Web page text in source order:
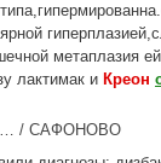
метаплазия
лактимак и Креон
/ САФОНОВО